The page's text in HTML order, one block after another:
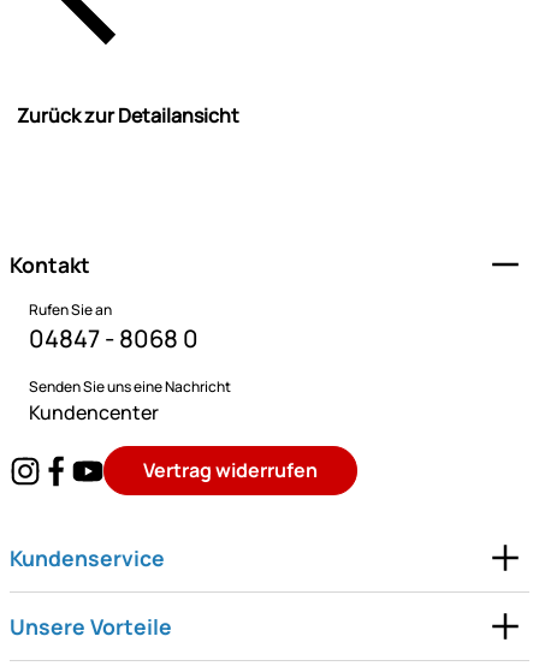
Zurück zur Detailansicht
Kontakt
Rufen Sie an
04847 - 8068 0
Senden Sie uns eine Nachricht
Kundencenter
Vertrag widerrufen
Kundenservice
Unsere Vorteile